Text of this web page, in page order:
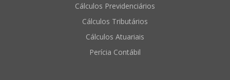
Cálculos Previdenciários
Cálculos Tributários
Cálculos Atuariais
Perícia Contábil